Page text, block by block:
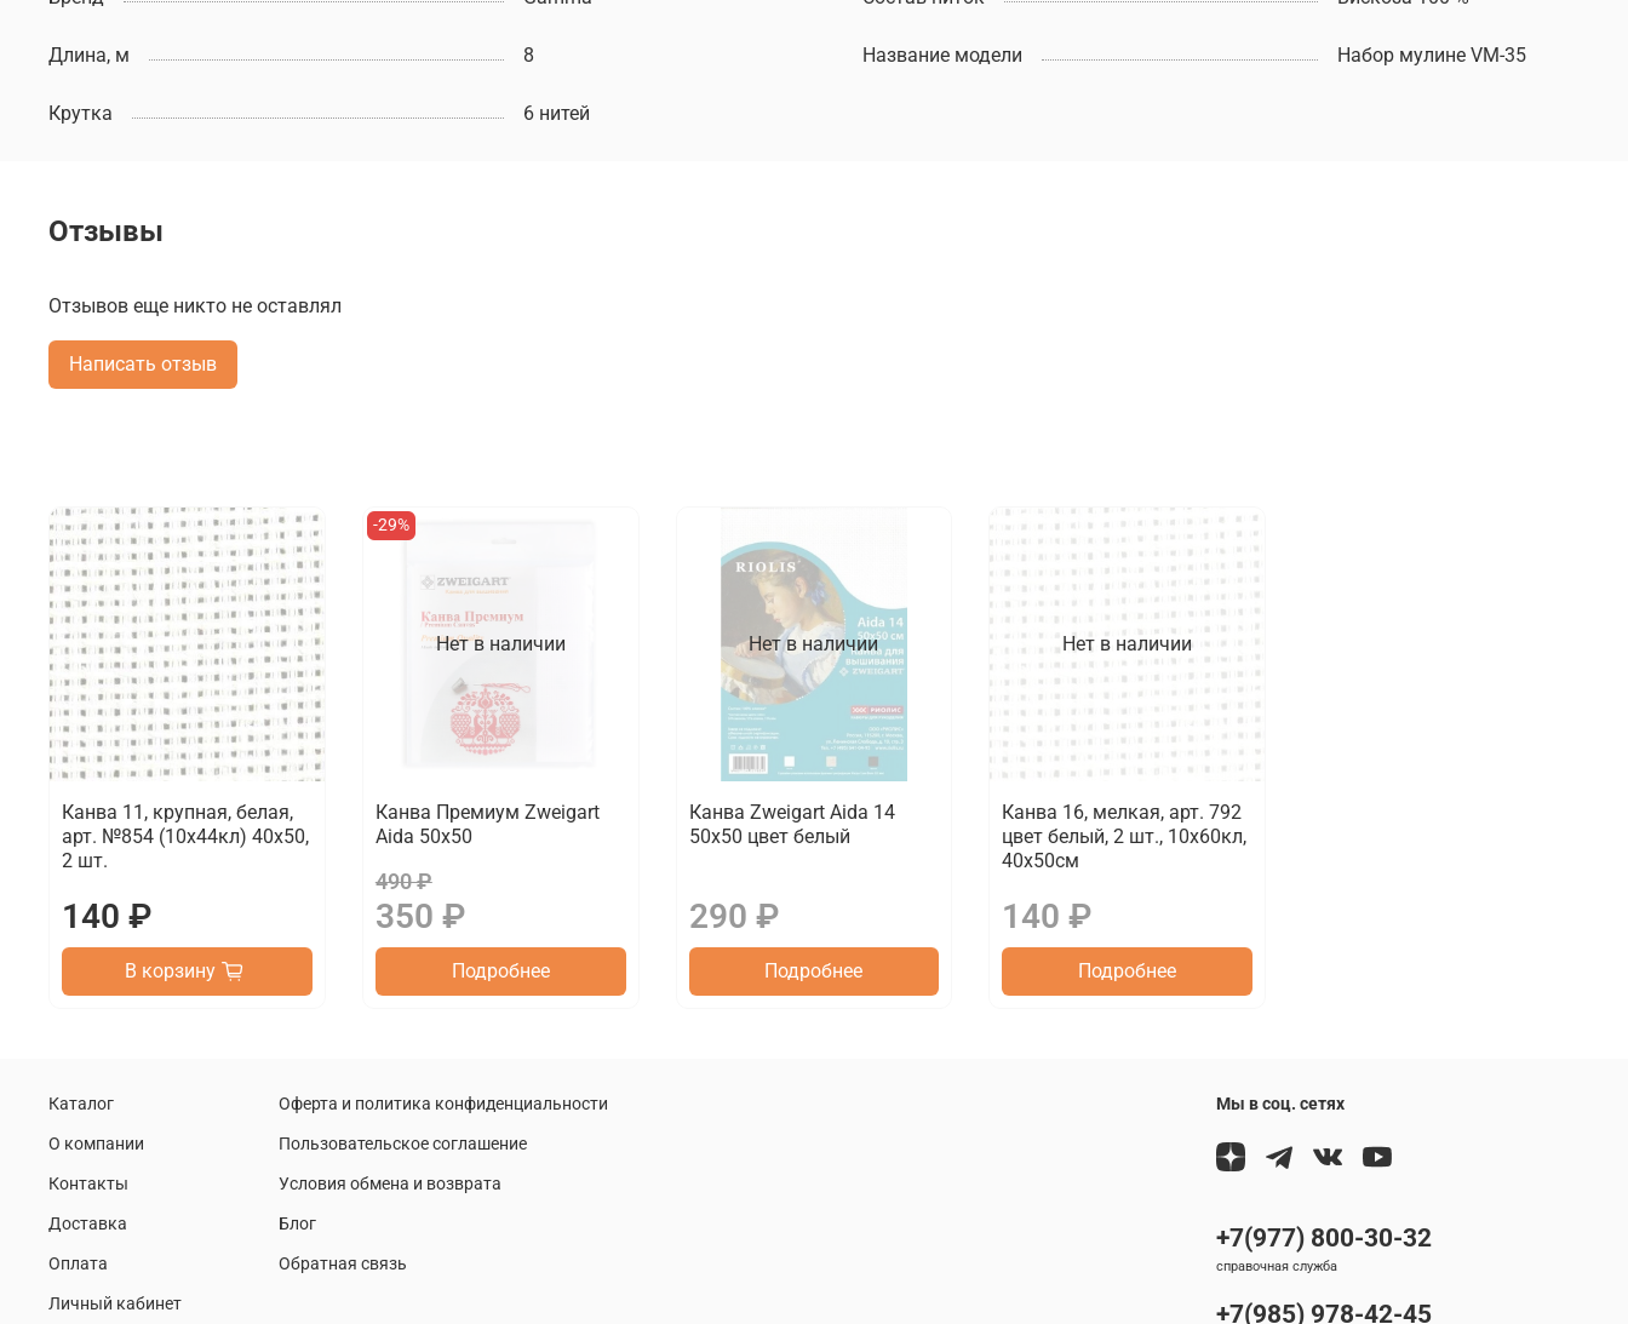
Длина, м 8 Название модели Набор мулине VM-35
Крутка 6 нитей
Отзывы
Отзывов еще никто не оставлял
Написать отзыв
Канва 11, крупная, белая,
арт. №854 (10х44кл) 40х50,
2 шт.
140 ₽
В корзину
Нет в наличии
-29%
Канва Премиум Zweigart
Aida 50х50
490 ₽
350 ₽
Подробнее
Нет в наличии
Канва Zweigart Aida 14
50х50 цвет белый
290 ₽
Подробнее
Нет в наличии
Канва 16, мелкая, арт. 792
цвет белый, 2 шт., 10x60кл,
40х50см
140 ₽
Подробнее
Каталог
О компании
Контакты
Доставка
Оплата
Личный кабинет
Оферта и политика конфиденциальности
Пользовательское соглашение
Условия обмена и возврата
Блог
Обратная связь
Мы в соц. сетях
+7(977) 800-30-32
справочная служба
+7(985) 978-42-45